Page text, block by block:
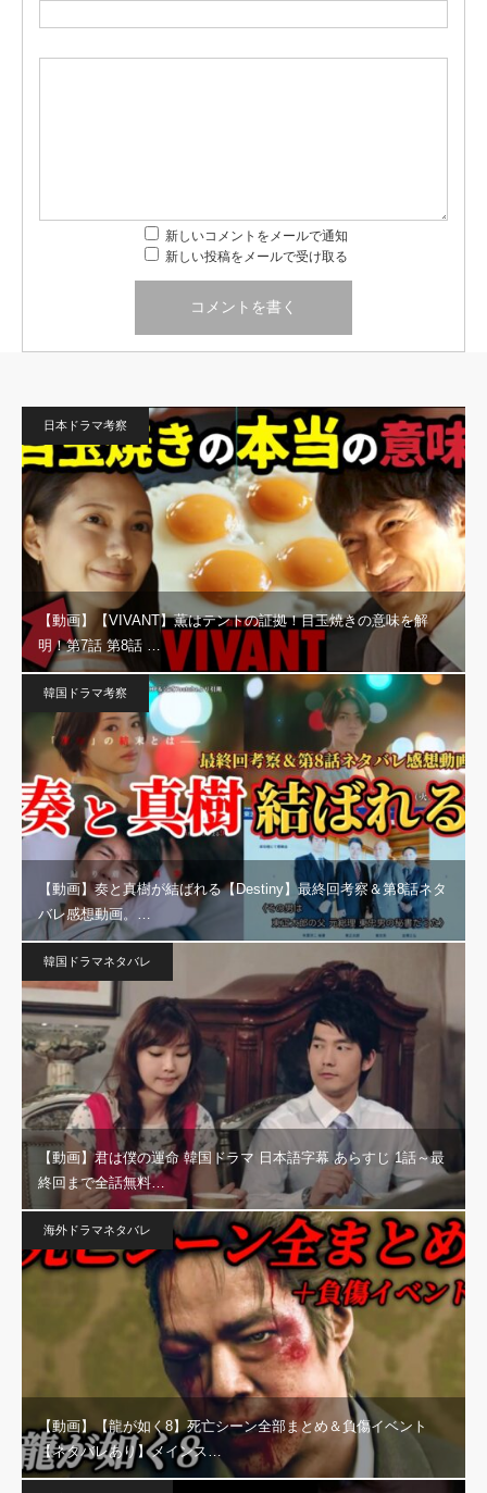
新しいコメントをメールで通知
新しい投稿をメールで受け取る
日本ドラマ考察
【動画】【VIVANT】薫はテントの証拠！目玉焼きの意味を解
明！第7話 第8話 …
韓国ドラマ考察
【動画】奏と真樹が結ばれる【Destiny】最終回考察＆第8話ネタ
バレ感想動画。…
韓国ドラマネタバレ
【動画】君は僕の運命 韓国ドラマ 日本語字幕 あらすじ 1話～最
終回まで全話無料…
海外ドラマネタバレ
【動画】【龍が如く8】死亡シーン全部まとめ＆負傷イベント
【ネタバレあり】メインス…